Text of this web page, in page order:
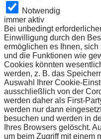
Notwendig
immer aktiv
Bei unbedingt
Einwilligung durch den
ermöglichen es Ihnen,
und die Funktionen wie
Cookies könnten
werden, z. B. das
Auswahl Ihrer Cookie-
ausschließlich von der
werden daher als First-
werden nur dann
besuchen und werden in
Ihres Browsers gelöscht.
um beim Zugriff mit einem